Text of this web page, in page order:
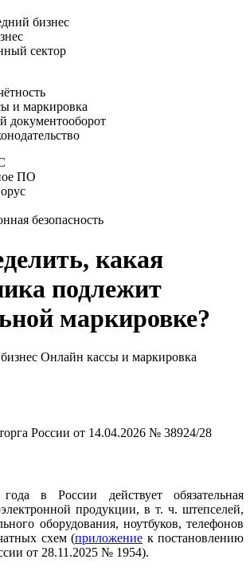
бизнес
сектор
и маркировка
документооборот
ПО
безопасность
какая
подлежит
маркировке?
Онлайн кассы и маркировка
России от 14.04.2026 № 38924/28
в России действует обязательная
продукции, в т. ч. штепселей,
оборудования, ноутбуков, телефонов
схем (приложение к постановлению
от 28.11.2025 № 1954).